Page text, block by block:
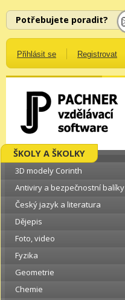
Přihlásit se Registrovat
Potřebujete poradit?
ŠKOLY A ŠKOLKY
3D modely Corinth
Antiviry a bezpečnostní balíky
Český jazyk a literatura
Dějepis
Foto, video
Fyzika
Geometrie
Chemie